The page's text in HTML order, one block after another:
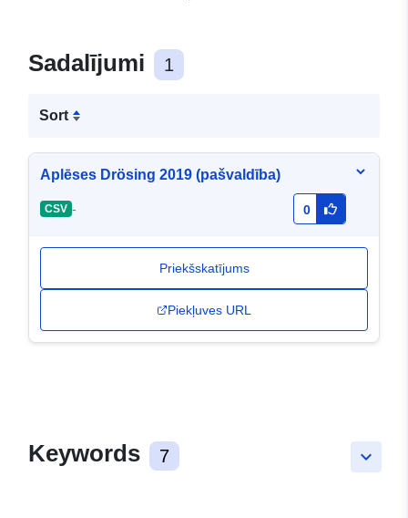
Sadalījumi 1
Sort
Aplēses Drösing 2019 (pašvaldība)
CSV - 0
Priekšskatījums
Piekļuves URL
keyboard_arrow_down
Keywords 7